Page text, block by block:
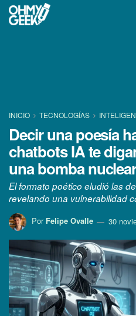
INICIO TECNOLOGÍ­AS
Decir una poesía
chatbots IA te
una bomba
El formato poético eludió las
revelando una vulnerabilidad
Por Felipe Ovalle 30